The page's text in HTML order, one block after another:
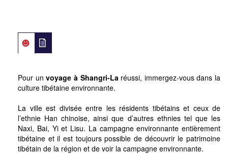
Pour unvoyage à Shangri-Laréussi, immergez-vous dans la
culture tibétaine environnante.
La ville est divisée entre les résidents tibétains et ceux de
l’ethnie Han chinoise, ainsi que d’autres ethnies tel que les
Naxi, Bai, Yi et Lisu. La campagne environnante entièrement
tibétaine et il est toujours possible de découvrir le patrimoine
tibétain de la région et de voir la campagne environnante.